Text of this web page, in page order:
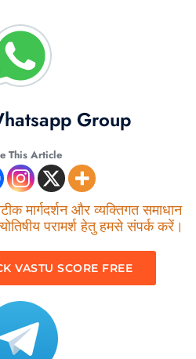
Group
This Article
मार्गदर्शन और व्यक्तिगत समाधान
परामर्श हेतु हमसे संपर्क करें।
VASTU SCORE FREE